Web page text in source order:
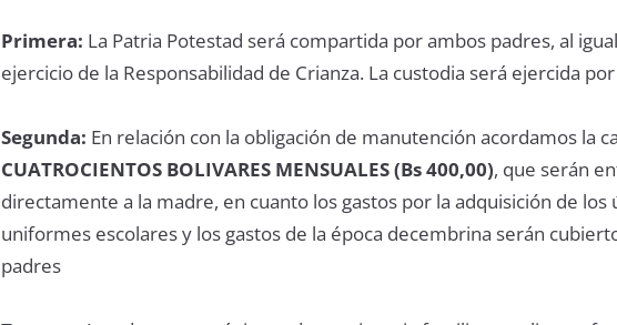
Primera: La Patria Potestad será compartida por ambos padres, al
ejercicio de la Responsabilidad de Crianza. La custodia será ejercida
Segunda: En relación con la obligación de manutención acordamos la
CUATROCIENTOS BOLIVARES MENSUALES (Bs 400,00), que serán
directamente a la madre, en cuanto los gastos por la adquisición de los
uniformes escolares y los gastos de la época decembrina serán
padres